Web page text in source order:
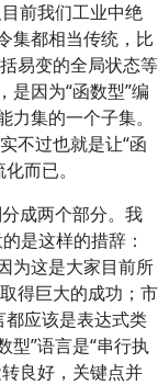
前我们工业中绝
集都相当传统，比
易变的全局状态等
是因为“函数型”编
集的一个子集。
不过也就是让“函
而已。
成两个部分。我
是这样的措辞：
为这是大家目前所
得巨大的成功；市
都应该是表达式类
型”语言是“串行执
良好，关键点并